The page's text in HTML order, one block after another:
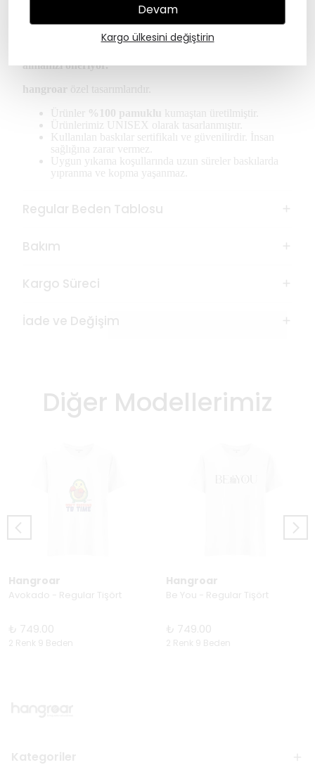
Devam
Kargo ülkesini değiştirin
Ürün Açıklaması
almanızı öneriyor.
hangroar özel tasarımlarıdır.
Ürünler %100 pamuklu
kumaştan üretilmiştir.
Ürünlerimiz UNISEX olarak tasarlanmıştır.
Kullanılan baskılar sertifikalı ve güvenilirdir. İnsan
sağlığına zarar vermez.
Uygun yıkama koşullarında uzun süreler baskılarda
yıpranma ve kopma yaşanmaz.
Regular Beden Tablosu
Bakım
Kargo Süreci
İade ve Değişim
Diğer Modellerimiz
Hangroar
Avokado - Regular Tişört
₺ 749.00
2 Renk 9 Beden
Hangroar
Be You - Regular Tişört
₺ 749.00
2 Renk 9 Beden